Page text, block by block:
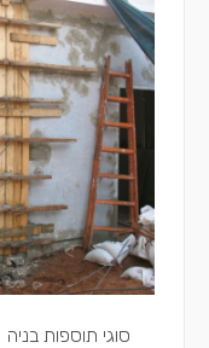
סוגי תוספות בניה